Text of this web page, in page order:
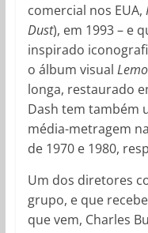
comercial nos EUA,
Dust), em 1993 – e
inspirado
o álbum visual
longa, restaurado
Dash tem também
média-metragem
de 1970 e 1980,
Um dos diretores
grupo, e que
que vem, Charles